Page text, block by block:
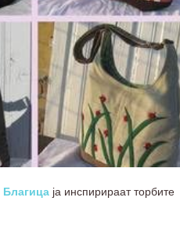
Благица ја инспирираат торбите